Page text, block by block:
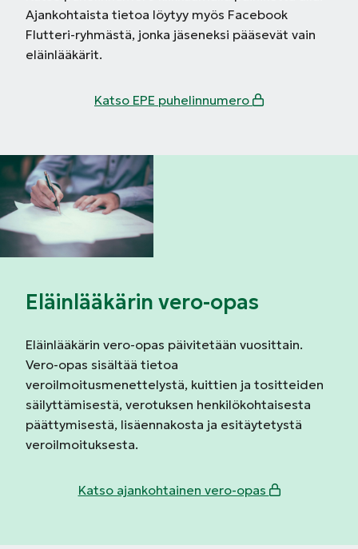
Ajankohtaista tietoa löytyy myös Facebook
Flutteri-ryhmästä, jonka jäseneksi pääsevät vain
eläinlääkärit.
Katso EPE puhelinnumero
Eläinlääkärin vero-opas
Eläinlääkärin vero-opas päivitetään vuosittain.
Vero-opas sisältää tietoa
veroilmoitusmenettelystä, kuittien ja tositteiden
säilyttämisestä, verotuksen henkilökohtaisesta
päättymisestä, lisäennakosta ja esitäytetystä
veroilmoituksesta.
Katso ajankohtainen vero-opas